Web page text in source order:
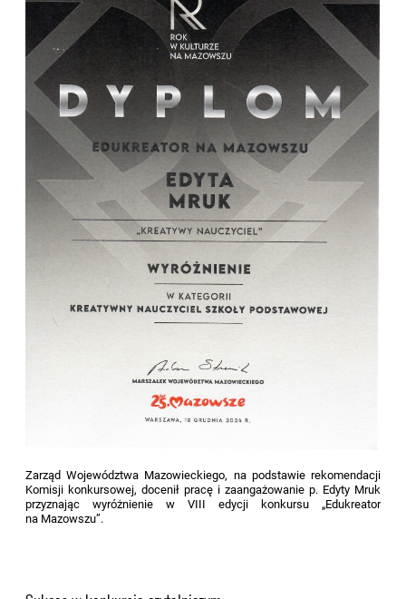
Zarząd Województwa Mazowieckiego, na podstawie rekomendacji
Komisji konkursowej, docenił pracę i zaangażowanie p. Edyty Mruk
przyznając wyróżnienie w VIII edycji konkursu „Edukreator
na Mazowszu”.